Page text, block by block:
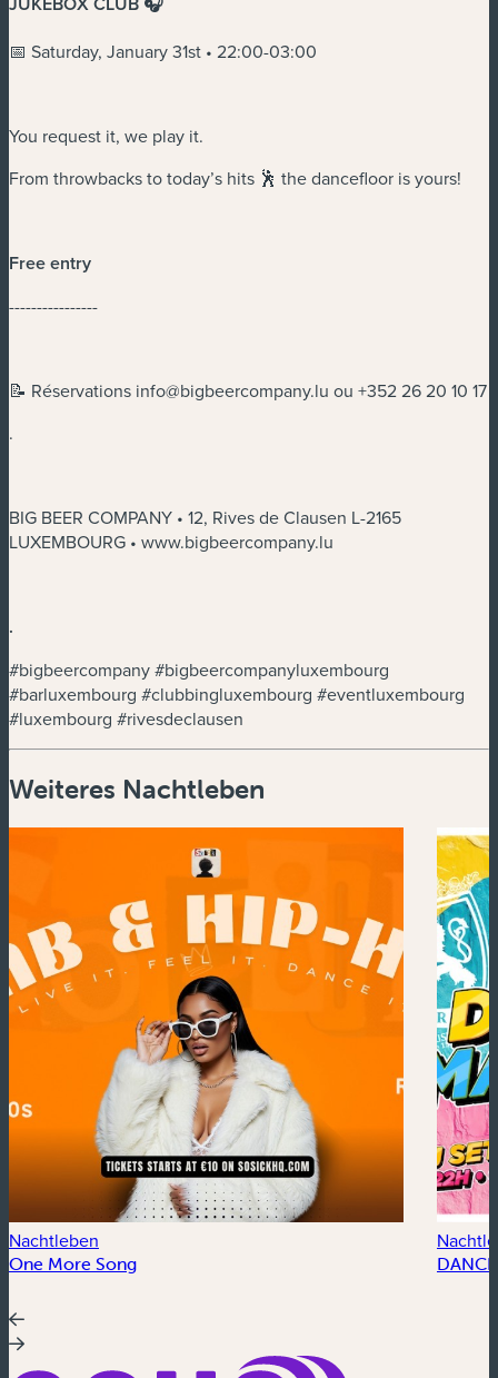
📅 Saturday, January 31st • 22:00-03:00
You request it, we play it.
From throwbacks to today’s hits 🕺 the dancefloor is yours!
Free entry
----------------
📝 Réservations info@bigbeercompany.lu ou +352 26 20 10 17
.
BIG BEER COMPANY • 12, Rives de Clausen L-2165
LUXEMBOURG • www.bigbeercompany.lu
.
#bigbeercompany #bigbeercompanyluxembourg
#barluxembourg #clubbingluxembourg #eventluxembourg
#luxembourg #rivesdeclausen
Weiteres Nachtleben
Nachtleben
One More Song